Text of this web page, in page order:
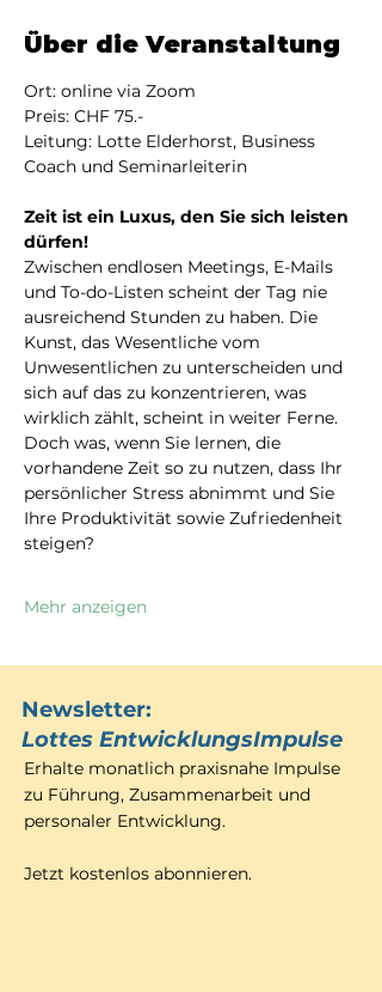
Über die Veranstaltung
Ort: online via Zoom
Preis: CHF 75.-
Leitung: Lotte Elderhorst, Business
Coach und Seminarleiterin
Zeit ist ein Luxus, den Sie sich leisten
dürfen!
Zwischen endlosen Meetings, E-Mails
und To-do-Listen scheint der Tag nie
ausreichend Stunden zu haben. Die
Kunst, das Wesentliche vom
Unwesentlichen zu unterscheiden und
sich auf das zu konzentrieren, was
wirklich zählt, scheint in weiter Ferne.
Doch was, wenn Sie lernen, die
vorhandene Zeit so zu nutzen, dass Ihr
persönlicher Stress abnimmt und Sie
Ihre Produktivität sowie Zufriedenheit
steigen?
Mehr anzeigen
Newsletter:
Lottes EntwicklungsImpulse
Erhalte monatlich praxisnahe Impulse
zu Führung, Zusammenarbeit und
personaler Entwicklung.
Jetzt kostenlos abonnieren.